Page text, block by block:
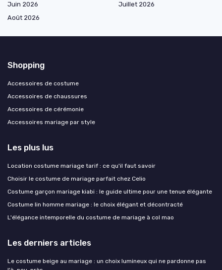
Juin 2026
Juillet 2026
Août 2026
Shopping
Accessoires de costume
Accessoires de chaussures
Accessoires de cérémonie
Accessoires mariage par style
Les plus lus
Location costume mariage tarif : ce qu'il faut savoir
Choisir le costume de mariage parfait chez Celio
Costume garçon mariage kiabi : le guide ultime pour une tenue élégante
Costume lin homme mariage : le choix élégant et décontracté
L'élégance intemporelle du costume de mariage à col mao
Les derniers articles
Le costume beige au mariage : un choix lumineux qui ne pardonne pas